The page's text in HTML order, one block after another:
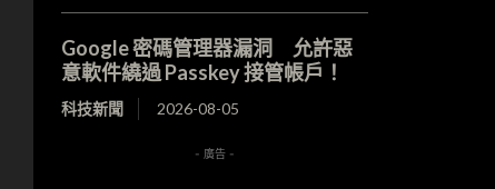
Google 密碼管理器漏洞 允許惡
意軟件繞過 Passkey 接管帳戶！
科技新聞 2026-08-05
- 廣告 -